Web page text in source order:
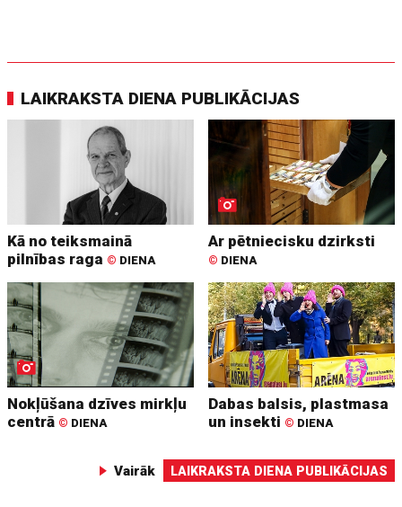
LAIKRAKSTA DIENA PUBLIKĀCIJAS
Kā no teiksmainā
pilnības raga © DIENA
Ar pētniecisku dzirksti
© DIENA
Nokļūšana dzīves mirkļu
centrā © DIENA
Dabas balsis, plastmasa
un insekti © DIENA
Vairāk LAIKRAKSTA DIENA PUBLIKĀCIJAS